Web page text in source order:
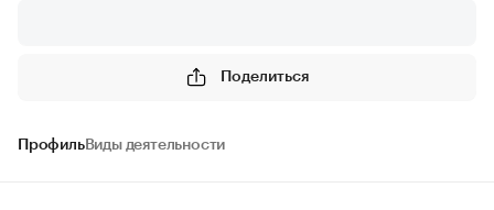
Поделиться
ПрофильВиды деятельности